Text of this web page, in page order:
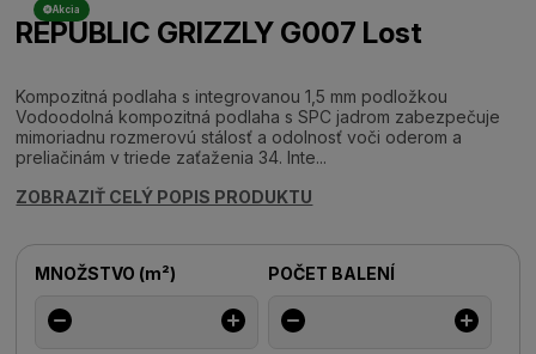
Akcia
REPUBLIC GRIZZLY G007 Lost
Kompozitná podlaha s integrovanou 1,5 mm podložkou
Vodoodolná kompozitná podlaha s SPC jadrom zabezpečuje
mimoriadnu rozmerovú stálosť a odolnosť voči oderom a
preliačinám v triede zaťaženia 34. Inte...
ZOBRAZIŤ CELÝ POPIS PRODUKTU
MNOŽSTVO (m²) POČET BALENÍ